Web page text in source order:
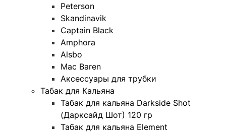
Peterson
Skandinavik
Captain Black
Amphora
Alsbo
Mac Baren
Аксессуары для трубки
Табак для Кальяна
Табак для кальяна Darkside Shot
(Дарксайд Шот) 120 гр
Табак для кальяна Element